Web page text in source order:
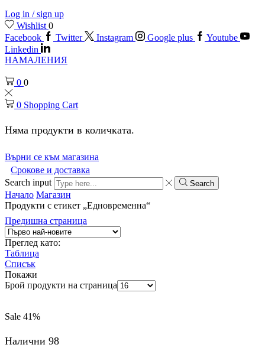
Log in / sign up
Wishlist 0
Facebook
Twitter Instagram Google plus
Youtube
Linkedin
НАМАЛЕНИЯ
0 0
0 Shopping Cart
Няма продукти в количката.
Върни се към магазина
Срокове и доставка
Search input
Search
Начало Магазин
Продукти с етикет „Едновременна“
Предишна страница
Преглед като:
Таблица
Списък
Покажи
Брой продукти на страница
Sale 41%
Налични 98